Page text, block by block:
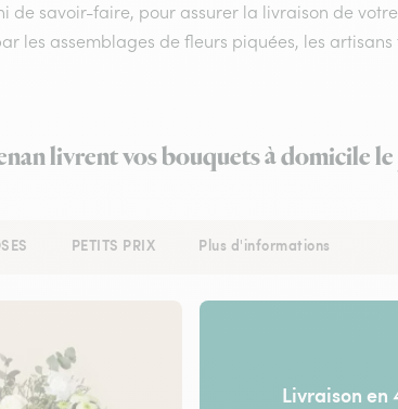
de savoir-faire, pour assurer la livraison de
les assemblages de fleurs piquées, les
livrent vos bouquets à domicile
PETITS PRIX Plus d'informations
Livraison en